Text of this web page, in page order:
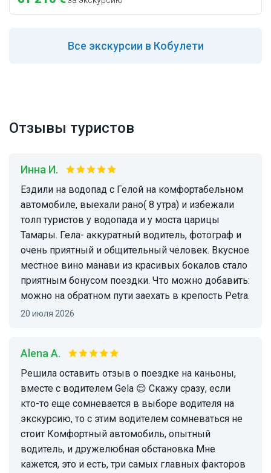
Все экскурсии в Кобулети
Отзывы туристов
Инна И.
Ездили на водопад с Гелой на комфортабельном
автомобиле, выехали рано( 8 утра) и избежали
толп туристов у водопада и у моста царицы
Тамары. Гела- аккуратный водитель, фотограф и
очень приятный и общительный человек. Вкусное
местное вино манави из красивых бокалов стало
приятным бонусом поездки. Что можно добавить:
можно на обратном пути заехать в крепость Petra.
20 июля 2026
Alena A.
Решила оставить отзыв о поездке на каньоны,
вместе с водителем Gela 😌 Скажу сразу, если
кто-то еще сомневается в выборе водителя на
экскурсию, то с этим водителем сомневаться не
стоит Комфортный автомобиль, опытный
водитель, и дружелюбная обстановка Мне
кажется, это и есть, три самых главных факторов